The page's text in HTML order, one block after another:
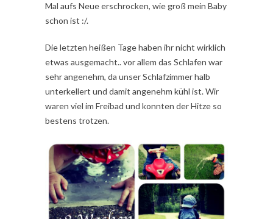
Mal aufs Neue erschrocken, wie groß mein Baby
schon ist :/.
Die letzten heißen Tage haben ihr nicht wirklich
etwas ausgemacht.. vor allem das Schlafen war
sehr angenehm, da unser Schlafzimmer halb
unterkellert und damit angenehm kühl ist. Wir
waren viel im Freibad und konnten der Hitze so
bestens trotzen.